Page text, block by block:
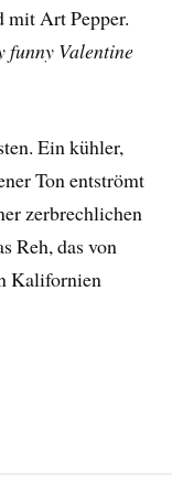
mit Art Pepper.
funny Valentine
Ein kühler,
Ton entströmt
zerbrechlichen
Reh, das von
Kalifornien